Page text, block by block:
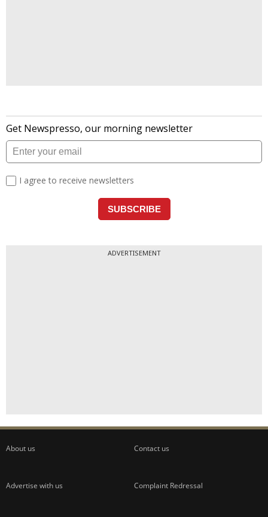
ADVERTISEMENT
About us Contact us
Advertise with us Complaint Redressal